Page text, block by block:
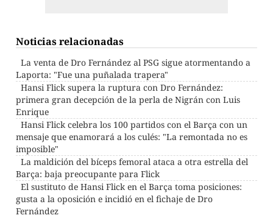
Noticias relacionadas
La venta de Dro Fernández al PSG sigue atormentando a
Laporta: "Fue una puñalada trapera"
Hansi Flick supera la ruptura con Dro Fernández:
primera gran decepción de la perla de Nigrán con Luis
Enrique
Hansi Flick celebra los 100 partidos con el Barça con un
mensaje que enamorará a los culés: "La remontada no es
imposible"
La maldición del bíceps femoral ataca a otra estrella del
Barça: baja preocupante para Flick
El sustituto de Hansi Flick en el Barça toma posiciones:
gusta a la oposición e incidió en el fichaje de Dro
Fernández